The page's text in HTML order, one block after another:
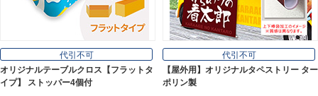
フロアサイン／路面表示
Floor / Road Surface Sign
代引不可
オリジナルテーブルクロス【フラットタ
イプ】 ストッパー4個付
代引不可
【屋外用】オリジナルタペストリー ター
ポリン製